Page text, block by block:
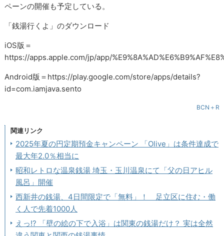
ペーンの開催も予定している。
「銭湯行くよ」のダウンロード
iOS版＝
https://apps.apple.com/jp/app/
Android版＝https://play.google.com/store/apps/details?
id=com.iamjava.sento
BCN＋R
関連リンク
2025年夏の円定期預金キャンペーン 「Olive」は条件達成で
最大年2.0％相当に
昭和レトロな温泉銭湯 埼玉・玉川温泉にて「父の日アヒル
風呂」開催
西新井の銭湯、4日間限定で「無料」！ 足立区に住む・働
く人で先着1000人
えっ!? 「壁の絵の下で入浴」は関東の銭湯だけ？ 実は全然